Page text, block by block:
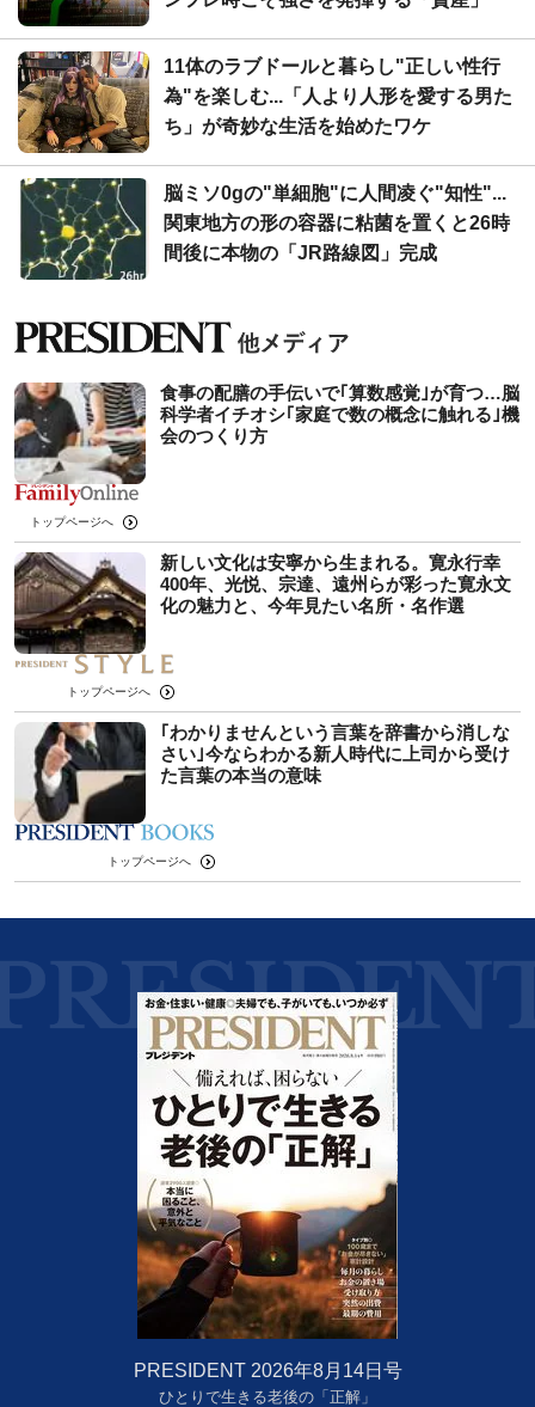
11体のラブドールと暮らし"正しい性行
為"を楽しむ...「人より人形を愛する男た
ち」が奇妙な生活を始めたワケ
脳ミソ0gの"単細胞"に人間凌ぐ"知性"...
関東地方の形の容器に粘菌を置くと26時
間後に本物の「JR路線図」完成
食事の配膳の手伝いで｢算数感覚｣が育つ…脳
科学者イチオシ｢家庭で数の概念に触れる｣機
会のつくり方
トップページへ
新しい文化は安寧から生まれる。寛永行幸
400年、光悦、宗達、遠州らが彩った寛永文
化の魅力と、今年見たい名所・名作選
トップページへ
｢わかりませんという言葉を辞書から消しな
さい｣今ならわかる新人時代に上司から受け
た言葉の本当の意味
トップページへ
PRESIDENT 2026年8月14日号
ひとりで生きる老後の「正解」